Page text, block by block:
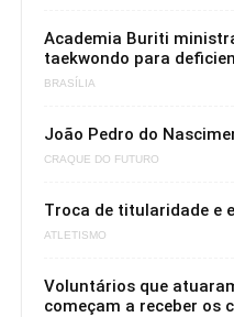
Academia Buriti
taekwondo para
BRASÍLIA
João Pedro do
CRAQUE DO FUTURO
Troca de titularidade e
ATLETISMO
Voluntários que
começam a receber os